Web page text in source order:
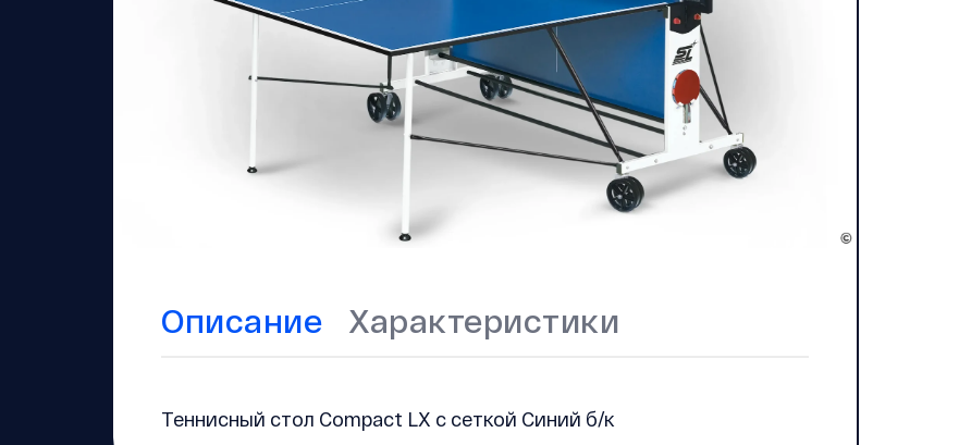
Описание Характеристики
Теннисный стол Compact LX c сеткой Синий б/к